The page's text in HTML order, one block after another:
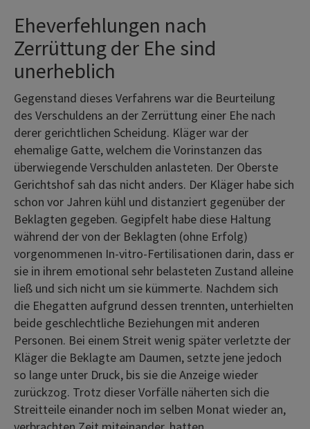
Eheverfehlungen nach
Zerrüttung der Ehe sind
unerheblich
Gegenstand dieses Verfahrens war die Beurteilung
des Verschuldens an der Zerrüttung einer Ehe nach
derer gerichtlichen Scheidung. Kläger war der
ehemalige Gatte, welchem die Vorinstanzen das
überwiegende Verschulden anlasteten. Der Oberste
Gerichtshof sah das nicht anders. Der Kläger habe sich
schon vor Jahren kühl und distanziert gegenüber der
Beklagten gegeben. Gegipfelt habe diese Haltung
während der von der Beklagten (ohne Erfolg)
vorgenommenen In-vitro-Fertilisationen darin, dass er
sie in ihrem emotional sehr belasteten Zustand alleine
ließ und sich nicht um sie kümmerte. Nachdem sich
die Ehegatten aufgrund dessen trennten, unterhielten
beide geschlechtliche Beziehungen mit anderen
Personen. Bei einem Streit wenig später verletzte der
Kläger die Beklagte am Daumen, setzte jene jedoch
so lange unter Druck, bis sie die Anzeige wieder
zurückzog. Trotz dieser Vorfälle näherten sich die
Streitteile einander noch im selben Monat wieder an,